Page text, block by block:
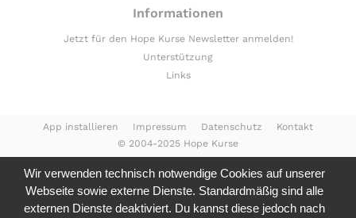
Informationen
Jetzt für den Hope Kurse Newsletter anmelden!
Unterstützung
Links
© 2004-2025 Hope Kurse
App installieren Impressum Datenschutz Kontakt
Wir verwenden technisch notwendige Cookies auf unserer
Webseite sowie externe Dienste. Standardmäßig sind alle
externen Dienste deaktiviert. Du kannst diese jedoch nach